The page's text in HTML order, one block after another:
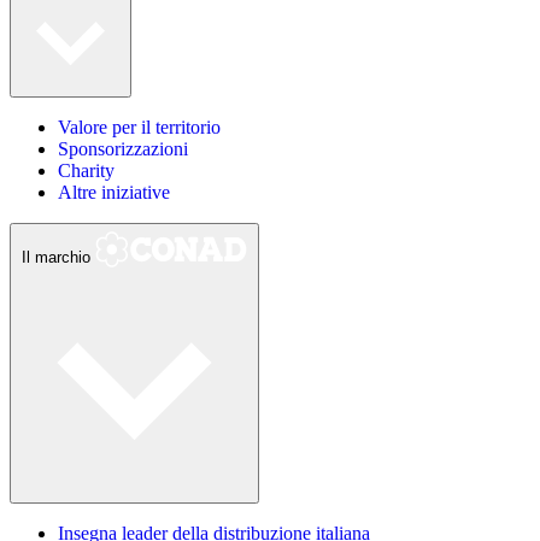
Valore per il territorio
Sponsorizzazioni
Charity
Altre iniziative
Il marchio
Insegna leader della distribuzione italiana